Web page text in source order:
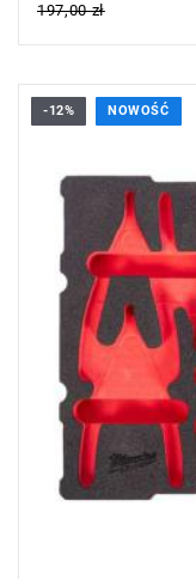
197,00 zł
-12% NOWOŚĆ